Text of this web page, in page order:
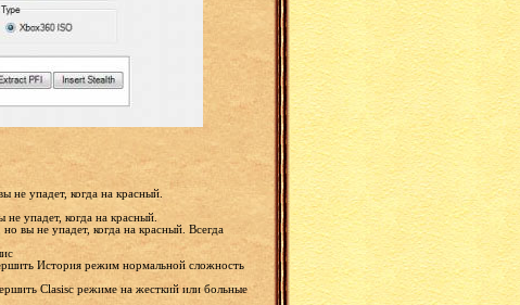
не упадет, когда на красный.
упадет, когда на красный.
вы не упадет, когда на красный. Всегда
История режим нормальной сложность
Clasisc режиме на жесткий или больные